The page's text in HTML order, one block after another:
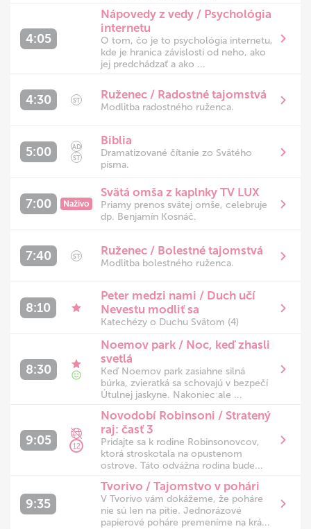
4:05
Nápovedy z vedy / Psychológia
internetu
O tom, čo je to psychológia internetu,
kde je hranica závislosti od neho, ako
jej predchádzať a ako ...
4:30 ST Ruženec / Radostné tajomstvá
Modlitba radostného ruženca.
5:00
AD
ST
Biblia
Dramatizované čítanie zo Svätého
písma.
7:00 Naživo
Svätá omša z kaplnky TV LUX
Priamy prenos svätej omše, celebruje
dp. Benjamín Kosnáč.
7:40 ST Ruženec / Bolestné tajomstvá
Modlitba bolestného ruženca.
8:10
Peter medzi nami / Duch učí
Nevestu modliť sa
Katechézy o Duchu Svätom (4)
8:30
Noemov park / Noc, keď zhasli
svetlá
Keď Noemov park zasiahne silná
búrka, zvieratká sa schovajú v bezpečí
Útulnej jaskyne. Nakoniec ale ...
9:05 12
Novodobí Robinsoni / Stratený
raj: časť 3
Pridajte sa k rodine Robinsonovcov,
ktorá stroskotala na opustenom
ostrove. Táto odvážna rodina bude...
9:35
Tvorivo / Tajomstvo v pohári
V Tvorivo vám dokážeme, že poháre
nie sú len na pitie. Jednorázové
papierové poháre premeníme na krá...